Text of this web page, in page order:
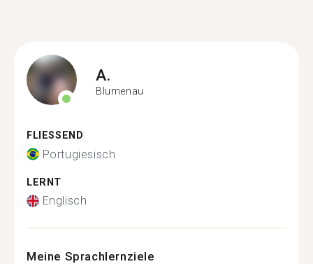
A.
Blumenau
FLIESSEND
Portugiesisch
LERNT
Englisch
Meine Sprachlernziele